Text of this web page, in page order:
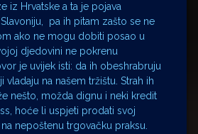
iz Hrvatske a ta je pojava
pa ih pitam zašto se ne
ako ne mogu dobiti posao u
djedovini ne pokrenu
je uvijek isti: da ih obeshrabruju
vladaju na našem tržištu. Strah ih
nešto, možda dignu i neki kredit
hoće li uspjeti prodati svoj
nepoštenu trgovačku praksu.